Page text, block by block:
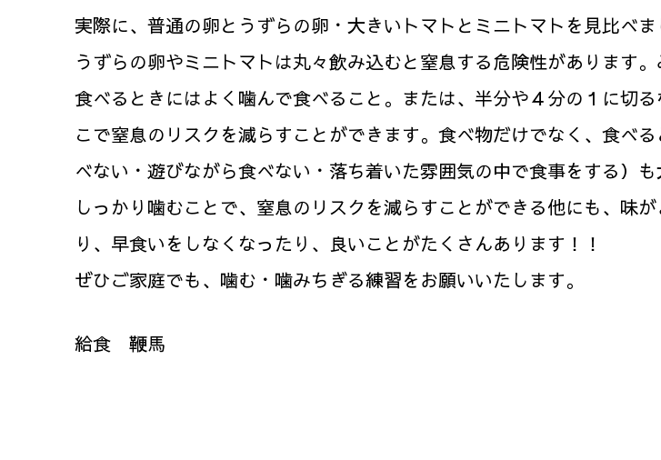
実際に、普通の卵とうずらの卵・大きいトマトとミニトマトを見比べま
うずらの卵やミニトマトは丸々飲み込むと窒息する危険性があります。
食べるときにはよく噛んで食べること。または、半分や４分の１に切
こで窒息のリスクを減らすことができます。食べ物だけでなく、食べ
べない・遊びながら食べない・落ち着いた雰囲気の中で食事をする）も
しっかり噛むことで、窒息のリスクを減らすことができる他にも、味
り、早食いをしなくなったり、良いことがたくさんあります！！
ぜひご家庭でも、噛む・噛みちぎる練習をお願いいたします。
給食 鞭馬